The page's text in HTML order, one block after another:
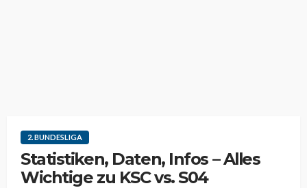
2. BUNDESLIGA
Statistiken, Daten, Infos – Alles
Wichtige zu KSC vs. S04